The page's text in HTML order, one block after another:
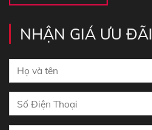
NHẬN GIÁ ƯU ĐÃI